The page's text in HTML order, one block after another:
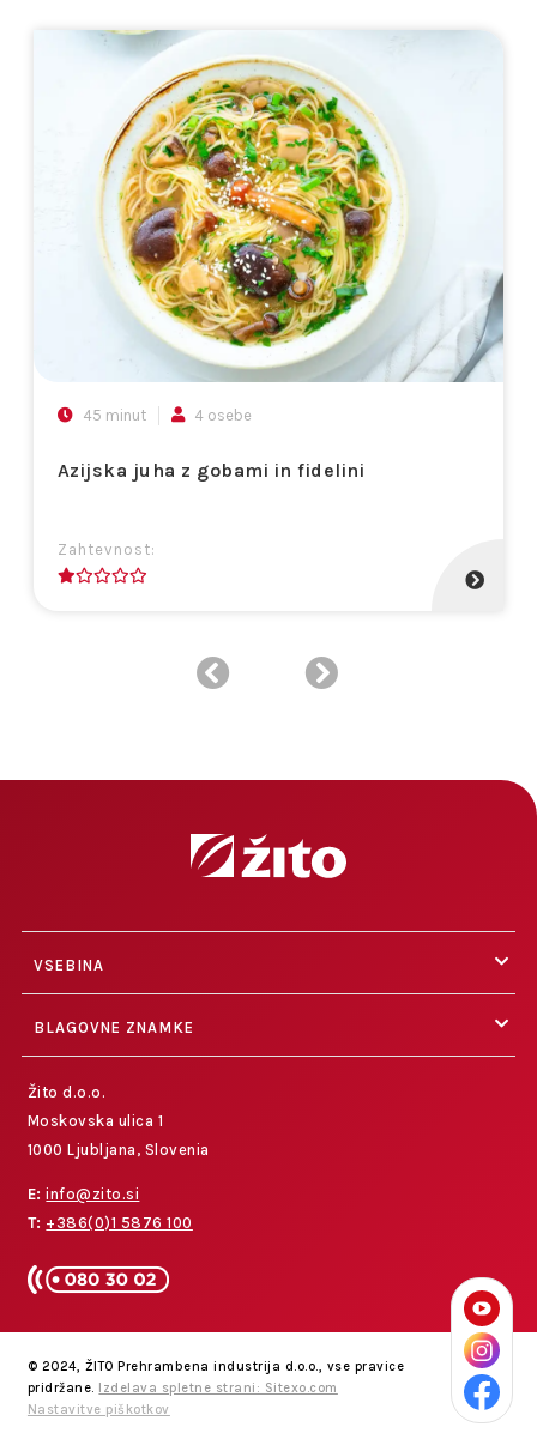
Azijska juha z gobami in fidelini
Zahtevnost:
45 minut 4 osebe
VSEBINA
BLAGOVNE ZNAMKE
Žito d.o.o.
Moskovska ulica 1
1000 Ljubljana, Slovenia
E: info@zito.si
T: +386(0)1 5876 100
© 2024, ŽITO Prehrambena industrija d.o.o., vse pravice
pridržane. Izdelava spletne strani: Sitexo.com
Nastavitve piškotkov